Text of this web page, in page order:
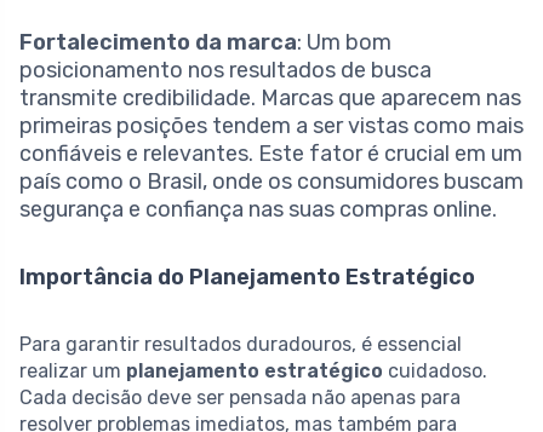
Fortalecimento da marca: Um bom
posicionamento nos resultados de busca
transmite credibilidade. Marcas que aparecem nas
primeiras posições tendem a ser vistas como mais
confiáveis e relevantes. Este fator é crucial em um
país como o Brasil, onde os consumidores buscam
segurança e confiança nas suas compras online.
Importância do Planejamento Estratégico
Para garantir resultados duradouros, é essencial
realizar um planejamento estratégico cuidadoso.
Cada decisão deve ser pensada não apenas para
resolver problemas imediatos, mas também para